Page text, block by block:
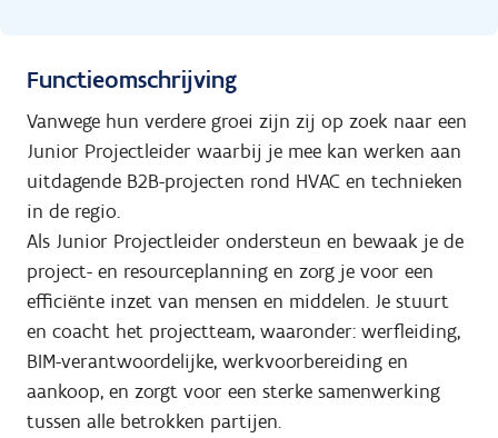
Functieomschrijving
Vanwege hun verdere groei zijn zij op zoek naar een
Junior Projectleider waarbij je mee kan werken aan
uitdagende B2B-projecten rond HVAC en technieken
in de regio.
Als Junior Projectleider ondersteun en bewaak je de
project- en resourceplanning en zorg je voor een
efficiënte inzet van mensen en middelen. Je stuurt
en coacht het projectteam, waaronder: werfleiding,
BIM-verantwoordelijke, werkvoorbereiding en
aankoop, en zorgt voor een sterke samenwerking
tussen alle betrokken partijen.